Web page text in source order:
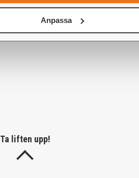
Anpassa
Ta liften upp!